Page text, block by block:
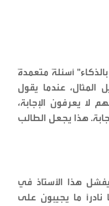
أسئلةً متعمدةً
المثال، عندما يقول
لا يعرفون الإجابة،
هذا يجعل الطالب
هذا الأستاذ في
نادراً ما يجيبون على